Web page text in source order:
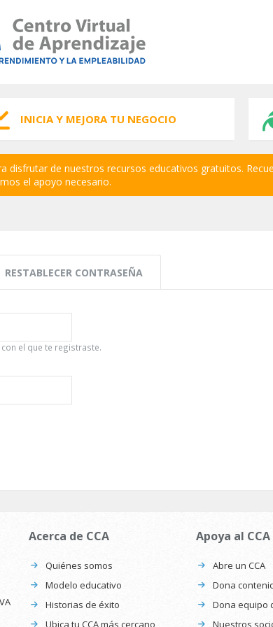
INICIA Y MEJORA TU NEGOCIO
disfrutar de nuestros recursos educativos gratuitos.
el apoyo necesario.
ACTIVA)
RESTABLECER CONTRASEÑA
el que te registraste.
Acerca de CCA
Quiénes somos
Modelo educativo
Historias de éxito
Ubica tu CCA más cercano
Apoya al CCA
Abre un CCA
Dona
Dona equipo
Nuestros